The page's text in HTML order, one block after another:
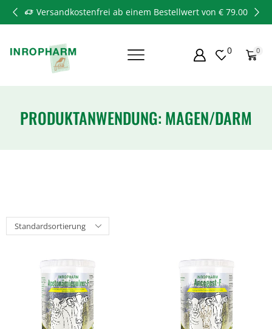
Versandkostenfrei ab einem Bestellwert von € 79.00
0 0
PRODUKTANWENDUNG: MAGEN/DARM